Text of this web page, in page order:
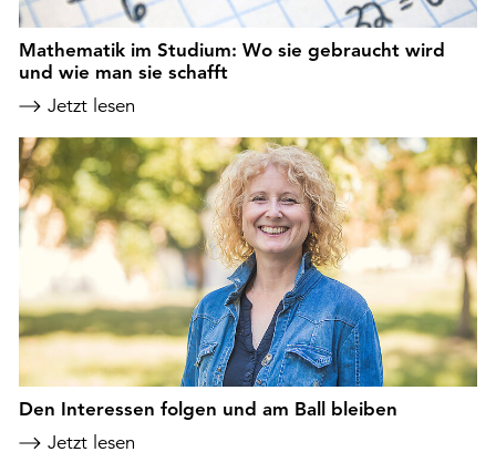
Mathematik im Studium: Wo sie gebraucht wird
und wie man sie schafft
Jetzt lesen
Den Interessen folgen und am Ball bleiben
Jetzt lesen